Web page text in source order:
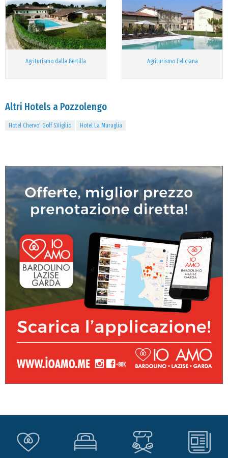
Agriturismo dalla Bertilla Agriturismo Feliciana
Altri Hotels a Pozzolengo
Hotel Chervo' Golf S.Vigilio Hotel La Muraglia